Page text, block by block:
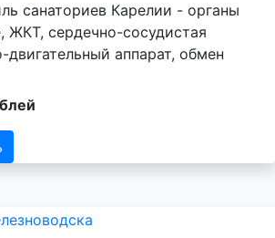
санаториев Карелии - органы
ЖКТ, сердечно-сосудистая
аппарат, обмен